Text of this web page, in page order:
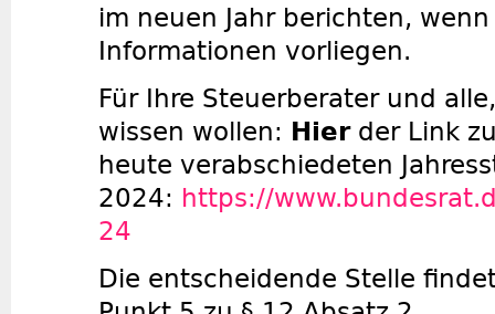
im neuen Jahr berichten,
Informationen vorliegen.
Für Ihre Steuerberater und
wissen wollen: Hierder Link
heute verabschiedeten
2024: https://
24
Die entscheidende Stelle